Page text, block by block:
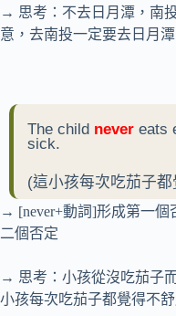
→ 思考：不去日月潭，南
意，去南投一定要去日月潭
The child never eats
sick.
(這小孩每次吃茄子
→ [never+動詞]形成第一個
二個否定
→ 思考：小孩從沒吃茄子
小孩每次吃茄子都覺得不舒